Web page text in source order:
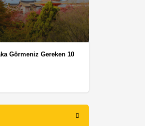
Görmeniz Gereken 10